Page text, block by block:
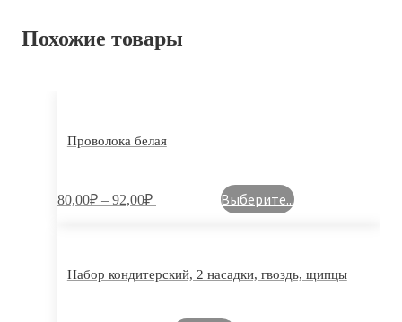
Похожие товары
Проволока белая
80,00₽ – 92,00₽ Выберите...
Набор кондитерский, 2 насадки, гвоздь, щипцы